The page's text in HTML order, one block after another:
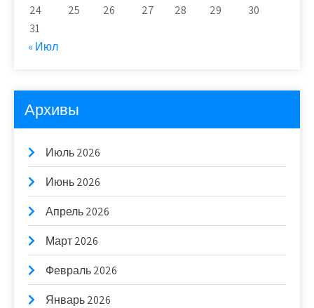
24
25 26 27 28 29
30
31
« Июл
Архивы
Июль 2026
Июнь 2026
Апрель 2026
Март 2026
Февраль 2026
Январь 2026